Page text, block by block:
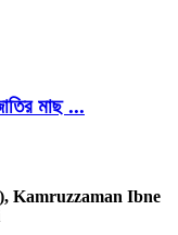
মাছ ...
Kamruzzaman Ibne